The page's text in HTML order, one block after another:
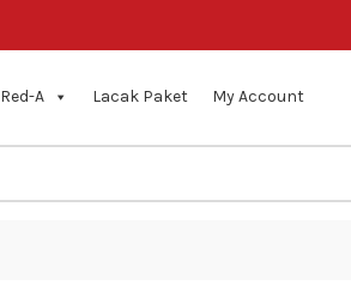
Red-A Lacak Paket My Account